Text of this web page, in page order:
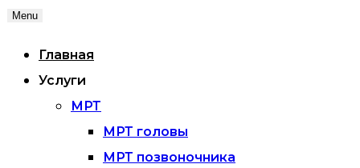
Menu
Главная
Услуги
МРТ
МРТ головы
МРТ позвоночника